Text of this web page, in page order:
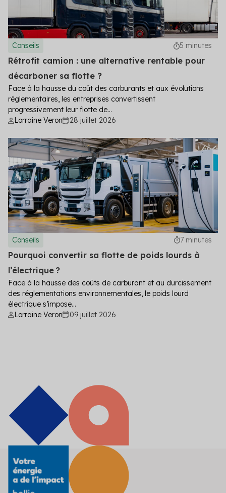
Conseils 5 minutes
Rétrofit camion : une alternative rentable pour
décarboner sa flotte ?
Face à la hausse du coût des carburants et aux évolutions
réglementaires, les entreprises convertissent
progressivement leur flotte de...
Lorraine Veron
28 juillet 2026
Conseils 7 minutes
Pourquoi convertir sa flotte de poids lourds à
l’électrique ?
Face à la hausse des coûts de carburant et au durcissement
des réglementations environnementales, le poids lourd
électrique s’impose...
Lorraine Veron
09 juillet 2026